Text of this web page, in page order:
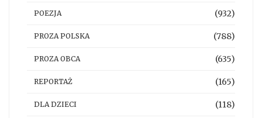
POEZJA (932)
PROZA POLSKA (788)
PROZA OBCA (635)
REPORTAŻ (165)
DLA DZIECI (118)